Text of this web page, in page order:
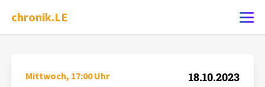
chronik.LE
Mittwoch, 17:00 Uhr 18.10.2023